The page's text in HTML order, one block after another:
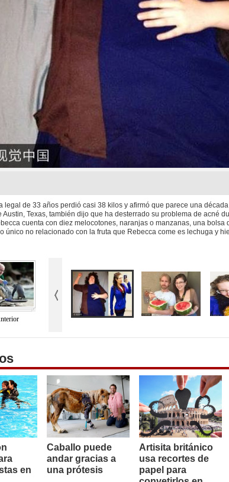
legal de 33 años perdió casi 38 kilos y afirmó que parece una
Austin, Texas, también dijo que ha desterrado su problema de acné
cuenta con diez melocotones, naranjas o manzanas, una
único no relacionado con la fruta que Rebecca come es lechuga y
en
Caballo puede
andar gracias a
una prótesis
Artisita británico
usa recortes de
papel para